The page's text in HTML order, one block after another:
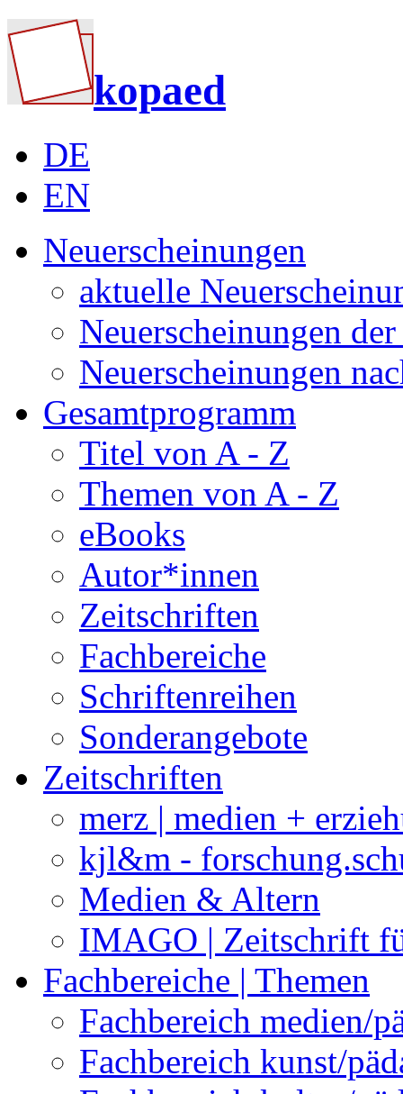
kopaed
DE
EN
Neuerscheinungen
aktuelle
Neuerscheinungen
Neuerscheinungen
Gesamtprogramm
Titel von A - Z
Themen von A - Z
eBooks
Autor*innen
Zeitschriften
Fachbereiche
Schriftenreihen
Sonderangebote
Zeitschriften
merz | medien +
kjl&m -
Medien & Altern
IMAGO | Zeitschrift
Fachbereiche | Themen
Fachbereich medien/
Fachbereich kunst/